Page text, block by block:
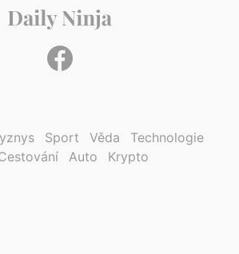
Sport Věda
Technologie
Auto Krypto